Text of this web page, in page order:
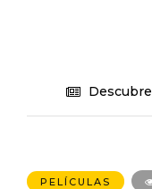
Descubre
PELÍCULAS